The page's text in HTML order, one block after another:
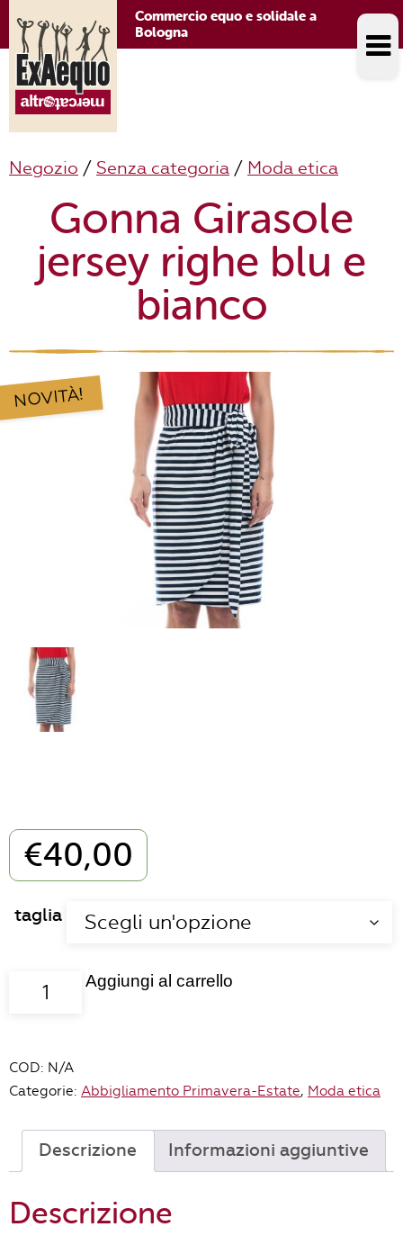
Commercio equo e solidale a
Bologna
Negozio / Senza categoria / Moda etica
Gonna Girasole
jersey righe blu e
bianco
NOVITÀ!
€40,00
taglia
Gonna
Girasole
blu
e
quantità
Aggiungi al carrello
COD: N/A
Categorie: Abbigliamento Primavera-Estate, Moda etica
Descrizione Informazioni aggiuntive
Descrizione